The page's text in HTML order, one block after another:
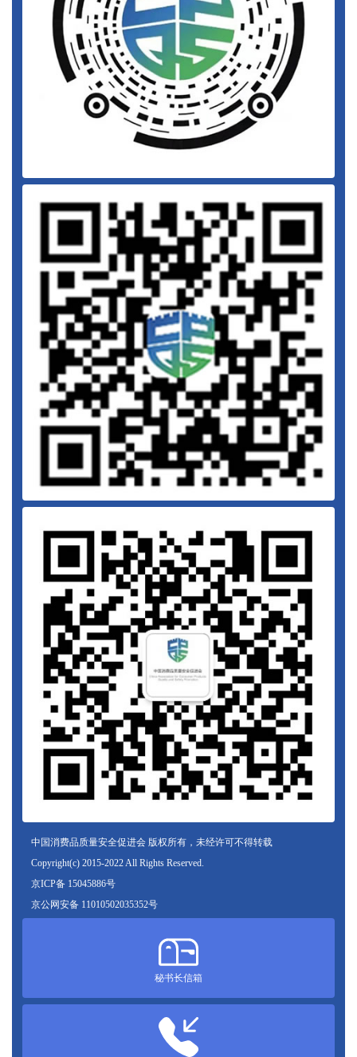
中国消费品质量安全促进会 版权所有，未经许可不得转载
Copyright(c) 2015-2022 All Rights Reserved.
京ICP备 15045886号
京公网安备 11010502035352号
秘书长信箱